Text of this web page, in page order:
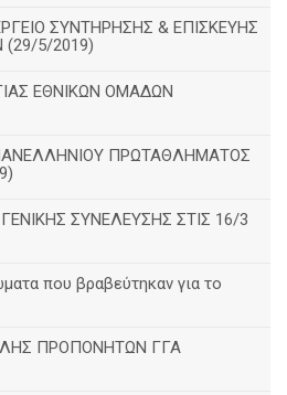
ΣΥΝΤΗΡΗΣΗΣ & ΕΠΙΣΚΕΥΗΣ
5/2019)
ΕΘΝΙΚΩΝ ΟΜΑΔΩΝ
ΠΡΩΤΑΘΛΗΜΑΤΟΣ
ΣΥΝΕΛΕΥΣΗΣ ΣΤΙΣ 16/3
που βραβεύτηκαν για το
ΠΡΟΠΟΝΗΤΩΝ ΓΓΑ